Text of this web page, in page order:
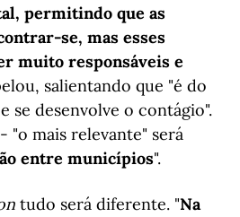
permitindo que as
se, mas esses
muito responsáveis e
salientando que "é do
se desenvolve o contágio".
"o mais relevante" será
entre municípios".
tudo será diferente. "Na